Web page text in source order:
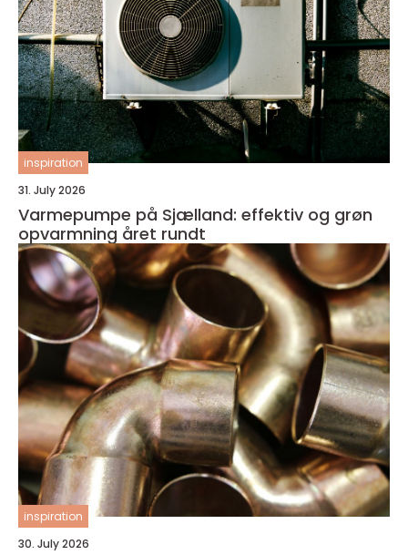
inspiration
31. July 2026
Varmepumpe på Sjælland: effektiv og grøn
opvarmning året rundt
inspiration
30. July 2026